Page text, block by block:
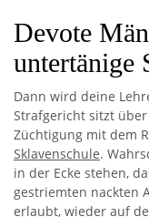
Devote
untertänige
Dann wird deine
Strafgericht sitzt
Züchtigung mit dem
Sklavenschule.
in der Ecke stehen,
gestriemten nackten
erlaubt, wieder auf